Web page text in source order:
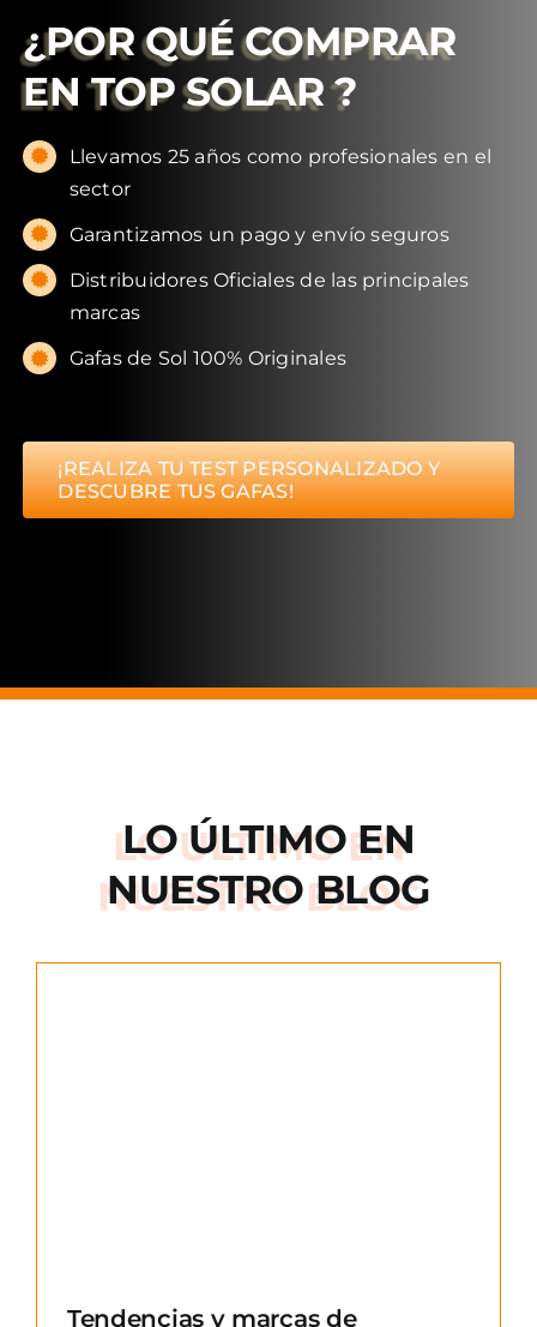
¿POR QUÉ COMPRAR
EN TOP SOLAR ?
Llevamos 25 años como profesionales en el
sector
Garantizamos un pago y envío seguros
Distribuidores Oficiales de las principales
marcas
Gafas de Sol 100% Originales
¡REALIZA TU TEST PERSONALIZADO Y
DESCUBRE TUS GAFAS!
LO ÚLTIMO EN
NUESTRO BLOG
Tendencias y marcas de